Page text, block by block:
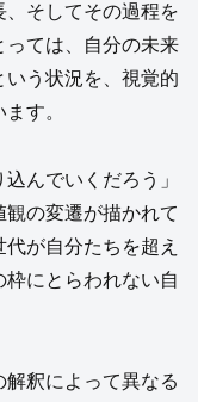
そしてその過程を
っては、自分の未来
う状況を、視覚的
す。
んでいくだろう」
の変遷が描かれて
が自分たちを超え
にとらわれない自
釈によって異なる